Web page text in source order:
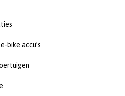
bike accu’s